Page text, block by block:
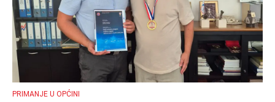
PRIMANJE U OPĆINI